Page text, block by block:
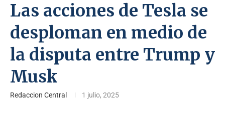
Las acciones de Tesla se
desploman en medio de
la disputa entre Trump y
Musk
Redaccion Central 1 julio, 2025